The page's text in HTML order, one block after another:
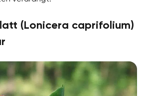
(Lonicera caprifolium)